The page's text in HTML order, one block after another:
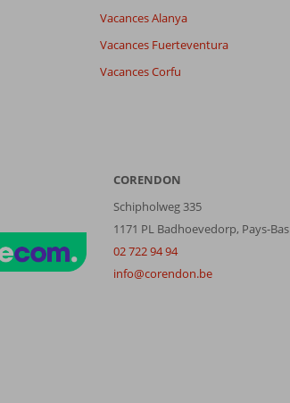
Vacances Alanya
Vacances Fuerteventura
Vacances Corfu
CORENDON
Schipholweg 335
1171 PL Badhoevedorp, Pays-Bas
02 722 94 94
info@corendon.be